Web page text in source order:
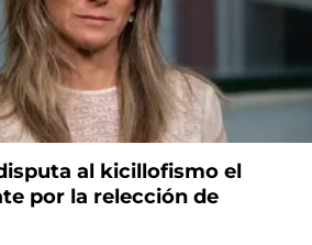
al kicillofismo el
por la relección de